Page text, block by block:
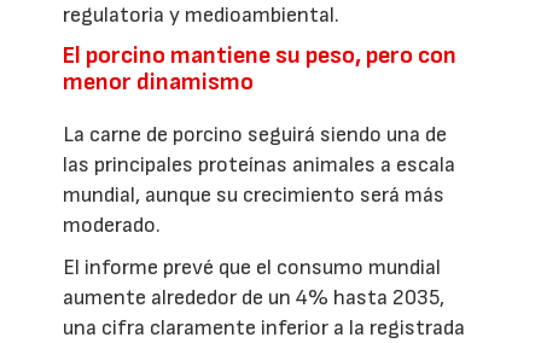
regulatoria y medioambiental.
El porcino mantiene su peso, pero con
menor dinamismo
La carne de porcino seguirá siendo una de
las principales proteínas animales a escala
mundial, aunque su crecimiento será más
moderado.
El informe prevé que el consumo mundial
aumente alrededor de un 4% hasta 2035,
una cifra claramente inferior a la registrada